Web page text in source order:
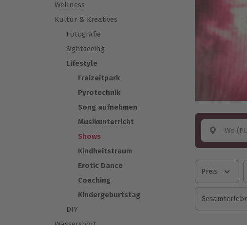
Wellness
Kultur & Kreatives
Fotografie
Sightseeing
Lifestyle
Freizeitpark
Pyrotechnik
Song aufnehmen
Musikunterricht
Shows
Kindheitstraum
Erotic Dance
Coaching
Kindergeburtstag
DIY
Wo
Preis